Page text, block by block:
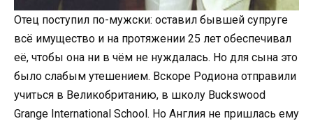
Отец поступил по-мужски: оставил бывшей супруге
всё имущество и на протяжении 25 лет обеспечивал
её, чтобы она ни в чём не нуждалась. Но для сына это
было слабым утешением. Вскоре Родиона отправили
учиться в Великобританию, в школу Buckswood
Grange International School. Но Англия не пришлась ему